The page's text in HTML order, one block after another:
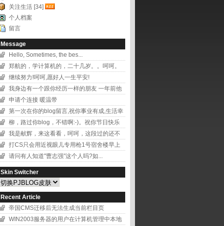
关注生活 [34]
个人档案
留言
Message
Hello, Sometimes, the bes...
郑航的，学计算机的，二十几岁。。呵呵。
还开的有小学...
继续努力!呵呵,愿好人一生平安!
我身边有一个跟你经历一样的朋友 一年前他
跟你一样...
申请个连接 暖温带
第一次在你的blog留言,祝你事业有成,生活幸
福 ...
柳，路过你blog，不错啊:-)。祝你节日快乐
我是献辉，来这看看，呵呵，这段过的还不
错吧，多久没...
打CS只会用近视眼儿专用枪1号宿舍楼早上
起床最晚每...
请问有人知道"曹志强"这个人吗?如...
Skin Switcher
Recent Article
帝国CMS迁移后无法生成当前栏目页
WIN2003服务器的用户在计算机管理中本地